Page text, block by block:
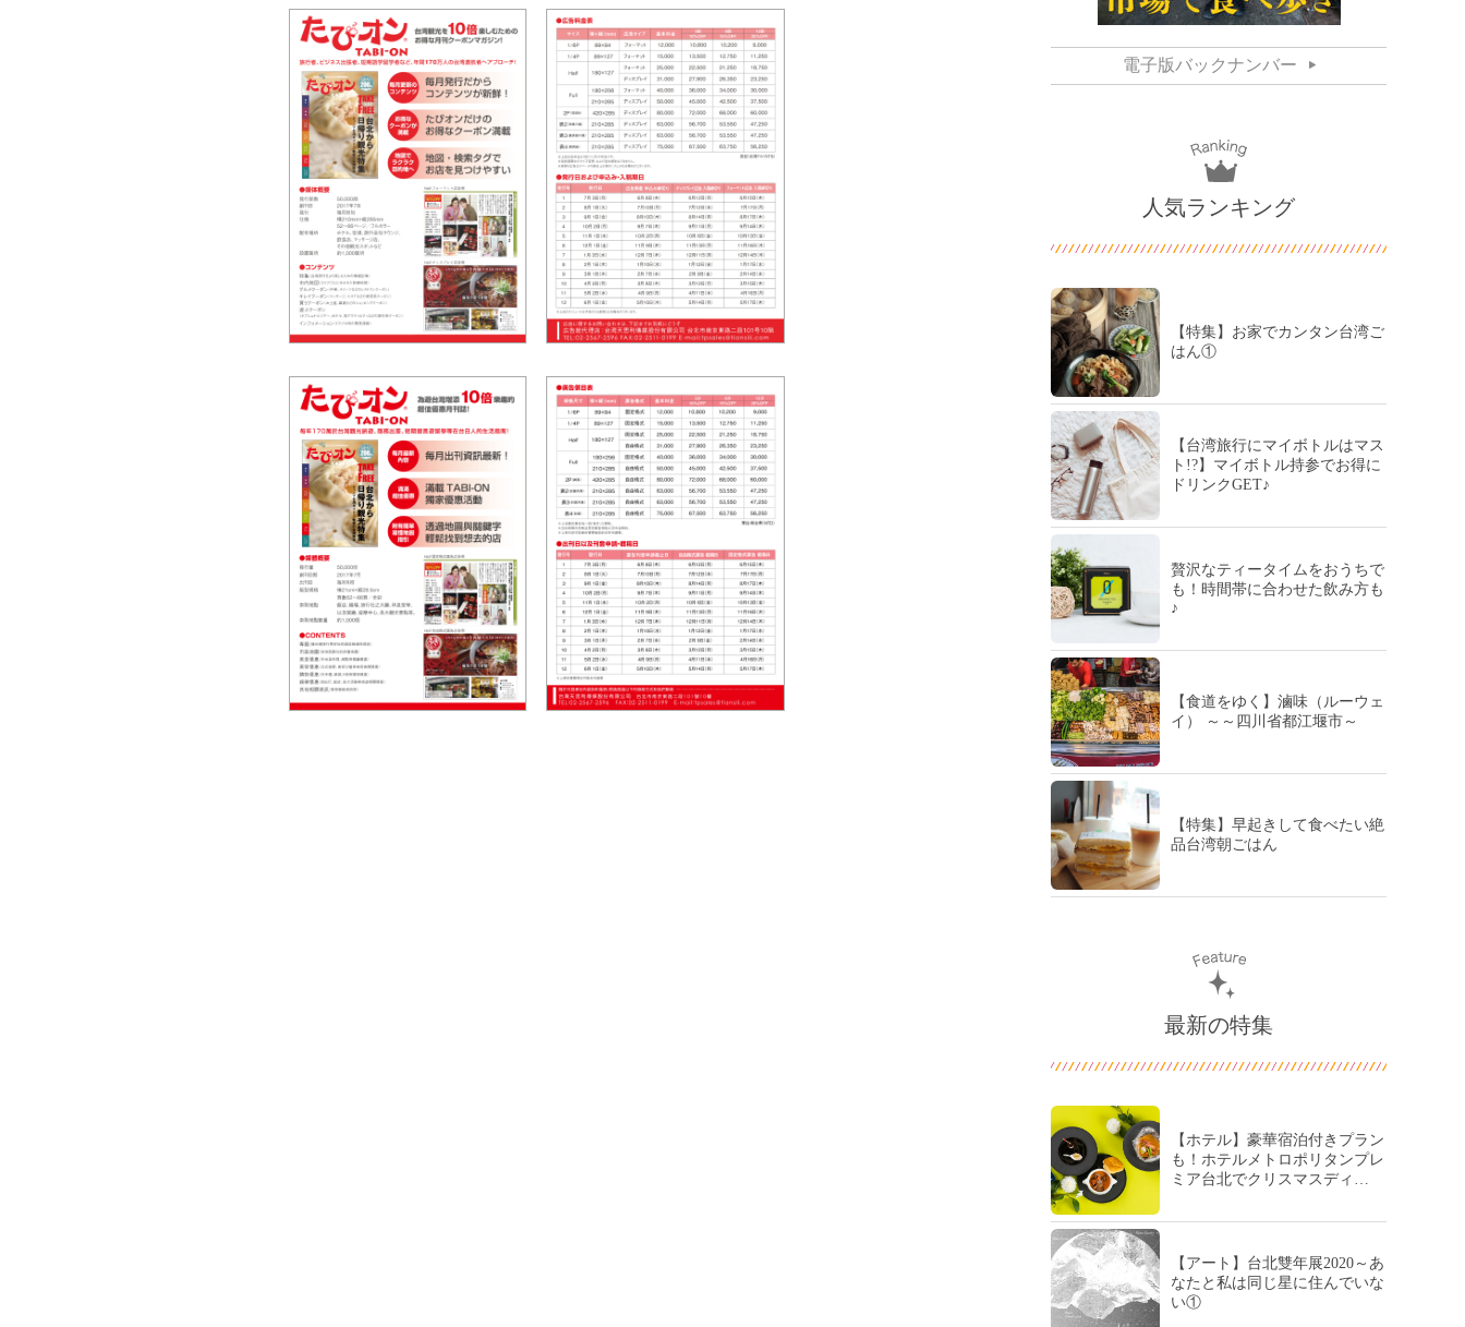
電子版バックナンバー
人気ランキング
【特集】お家でカンタン台湾ご
はん①
【台湾旅行にマイボトルはマス
ト!?】マイボトル持参でお得に
ドリンクGET♪
贅沢なティータイムをおうちで
も！時間帯に合わせた飲み方も
♪
【食道をゆく】滷味（ルーウェ
イ） ～～四川省都江堰市～
【特集】早起きして食べたい絶
品台湾朝ごはん
最新の特集
【ホテル】豪華宿泊付きプラン
も！ホテルメトロポリタンプレ
ミア台北でクリスマスディ…
【アート】台北雙年展2020～あ
なたと私は同じ星に住んでいな
い①